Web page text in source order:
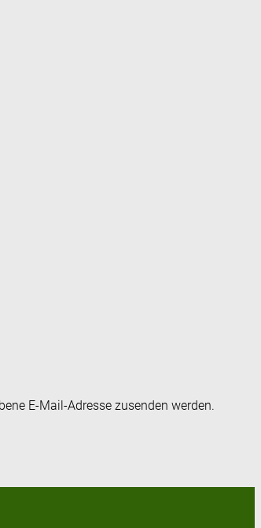
E-Mail-Adresse zusenden werden.